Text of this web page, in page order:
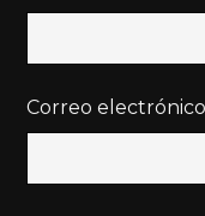
Correo electrónico